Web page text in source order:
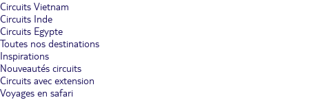
Circuits Vietnam
Circuits Inde
Circuits Egypte
Toutes nos destinations
Inspirations
Nouveautés circuits
Circuits avec extension
Voyages en safari